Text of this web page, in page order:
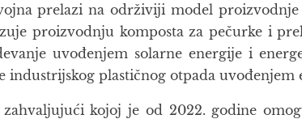
prelazi na održiviji model
proizvodnju komposta za pečurke i
uvođenjem solarne energije i
industrijskog plastičnog otpada uvođenjem
kojoj je od 2022. godine